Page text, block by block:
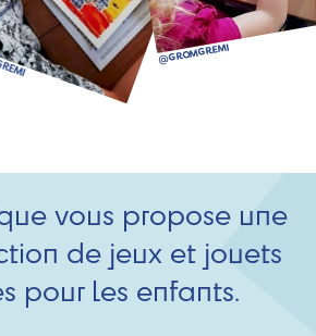
vous propose une
de jeux et jouets
pour les enfants.